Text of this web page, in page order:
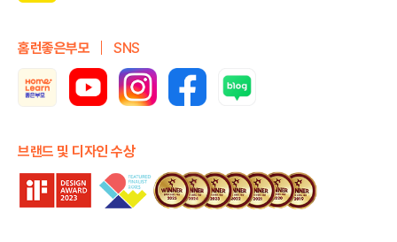
홈런좋은부모 SNS
브랜드 및 디자인 수상